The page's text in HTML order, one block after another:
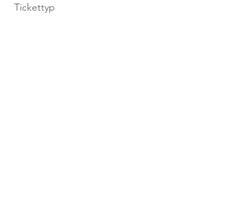
Tickettyp